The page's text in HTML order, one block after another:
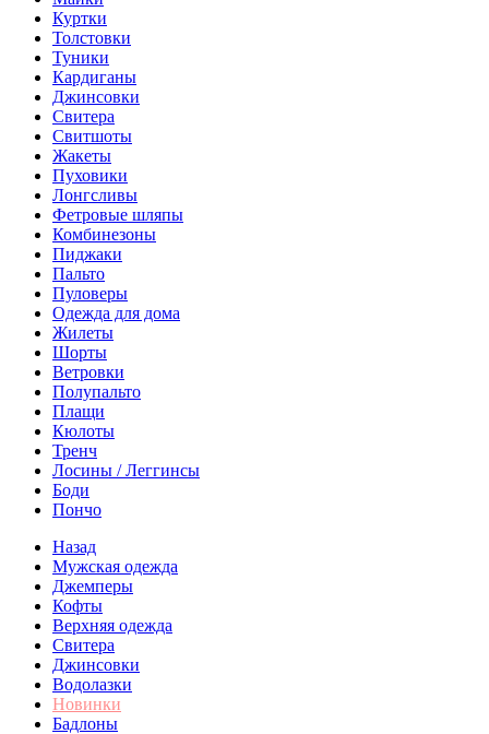
Куртки
Толстовки
Туники
Кардиганы
Джинсовки
Свитера
Свитшоты
Жакеты
Пуховики
Лонгсливы
Фетровые шляпы
Комбинезоны
Пиджаки
Пальто
Пуловеры
Одежда для дома
Жилеты
Шорты
Ветровки
Полупальто
Плащи
Кюлоты
Тренч
Лосины / Леггинсы
Боди
Пончо
Назад
Мужская одежда
Джемперы
Кофты
Верхняя одежда
Свитера
Джинсовки
Водолазки
Новинки
Бадлоны